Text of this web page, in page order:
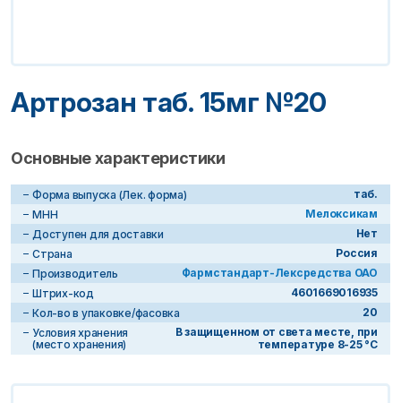
Артрозан таб. 15мг №20
Основные характеристики
Форма выпуска (Лек. форма)
таб.
МНН
Мелоксикам
Доступен для доставки
Нет
Страна
Россия
Производитель
Фармстандарт-Лексредства ОАО
Штрих-код
4601669016935
Кол-во в упаковке/фасовка
20
Условия хранения
(место хранения)
В защищенном от света месте, при
температуре 8-25 °C